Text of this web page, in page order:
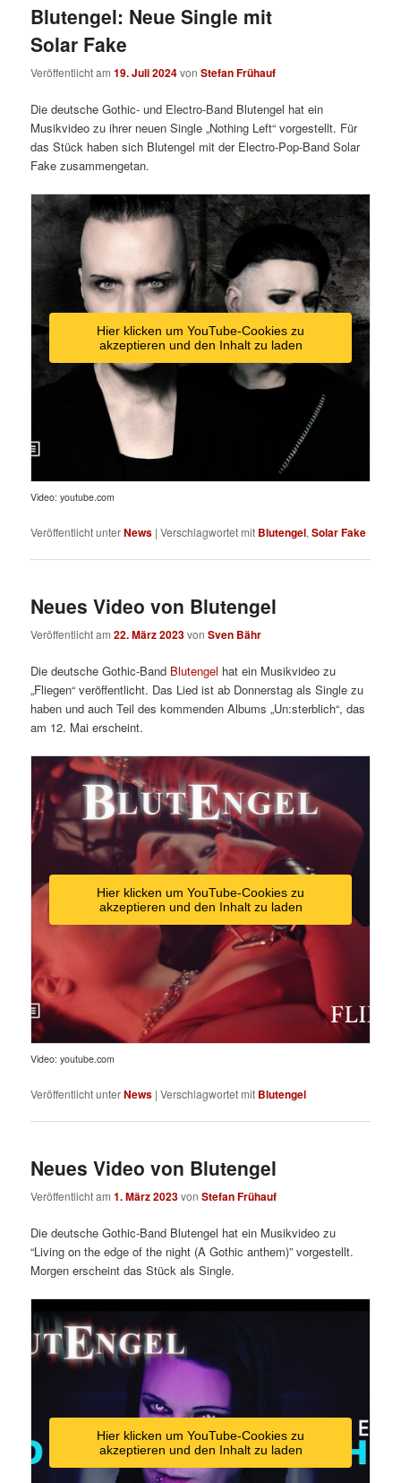
Blutengel: Neue Single mit
Solar Fake
Veröffentlicht am19. Juli 2024vonStefan Frühauf
Die deutsche Gothic- und Electro-Band Blutengel hat ein
Musikvideo zu ihrer neuen Single „Nothing Left“ vorgestellt. Für
das Stück haben sich Blutengel mit der Electro-Pop-Band Solar
Fake zusammengetan.
Hier klicken um YouTube-Cookies zu
akzeptieren und den Inhalt zu laden
Video: youtube.com
Veröffentlicht unterNews |Verschlagwortet mit Blutengel,Solar Fake
Neues Video von Blutengel
Veröffentlicht am22. März 2023vonSven Bähr
Die deutsche Gothic-Band Blutengel hat ein Musikvideo zu
„Fliegen“ veröffentlicht. Das Lied ist ab Donnerstag als Single zu
haben und auch Teil des kommenden Albums „Un:sterblich“, das
am 12. Mai erscheint.
Hier klicken um YouTube-Cookies zu
akzeptieren und den Inhalt zu laden
Video: youtube.com
Veröffentlicht unterNews |Verschlagwortet mit Blutengel
Neues Video von Blutengel
Veröffentlicht am1. März 2023vonStefan Frühauf
Die deutsche Gothic-Band Blutengel hat ein Musikvideo zu
“Living on the edge of the night (A Gothic anthem)” vorgestellt.
Morgen erscheint das Stück als Single.
Hier klicken um YouTube-Cookies zu
akzeptieren und den Inhalt zu laden